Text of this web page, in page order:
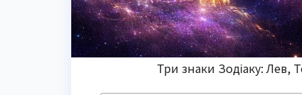
Три знаки Зодіаку: Лев,